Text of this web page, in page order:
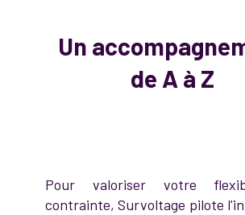
Un
de A à Z
Pour valoriser votre
contrainte, Survoltage pilote